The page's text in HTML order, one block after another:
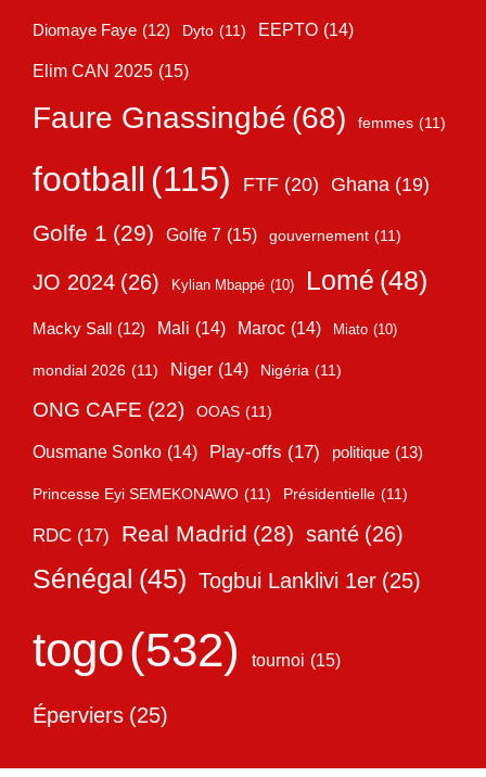
Diomaye Faye (12) Dyto (11) EEPTO (14)
Elim CAN 2025 (15)
Faure Gnassingbé (68) femmes (11)
football (115) FTF (20) Ghana (19)
Golfe 1 (29) Golfe 7 (15) gouvernement (11)
JO 2024 (26) Kylian Mbappé (10) Lomé (48)
Macky Sall (12) Mali (14) Maroc (14) Miato (10)
mondial 2026 (11) Niger (14) Nigéria (11)
ONG CAFE (22) OOAS (11)
Ousmane Sonko (14) Play-offs (17) politique (13)
Princesse Eyi SEMEKONAWO (11) Présidentielle (11)
RDC (17) Real Madrid (28) santé (26)
Sénégal (45) Togbui Lanklivi 1er (25)
togo(532) tournoi (15)
Éperviers (25)